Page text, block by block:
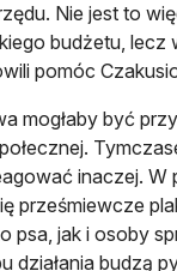
Nie jest to
budżetu, lecz
pomóc
mogłaby być
inaczej. W
prześmiewcze
psa, jak i osoby
działania budzą